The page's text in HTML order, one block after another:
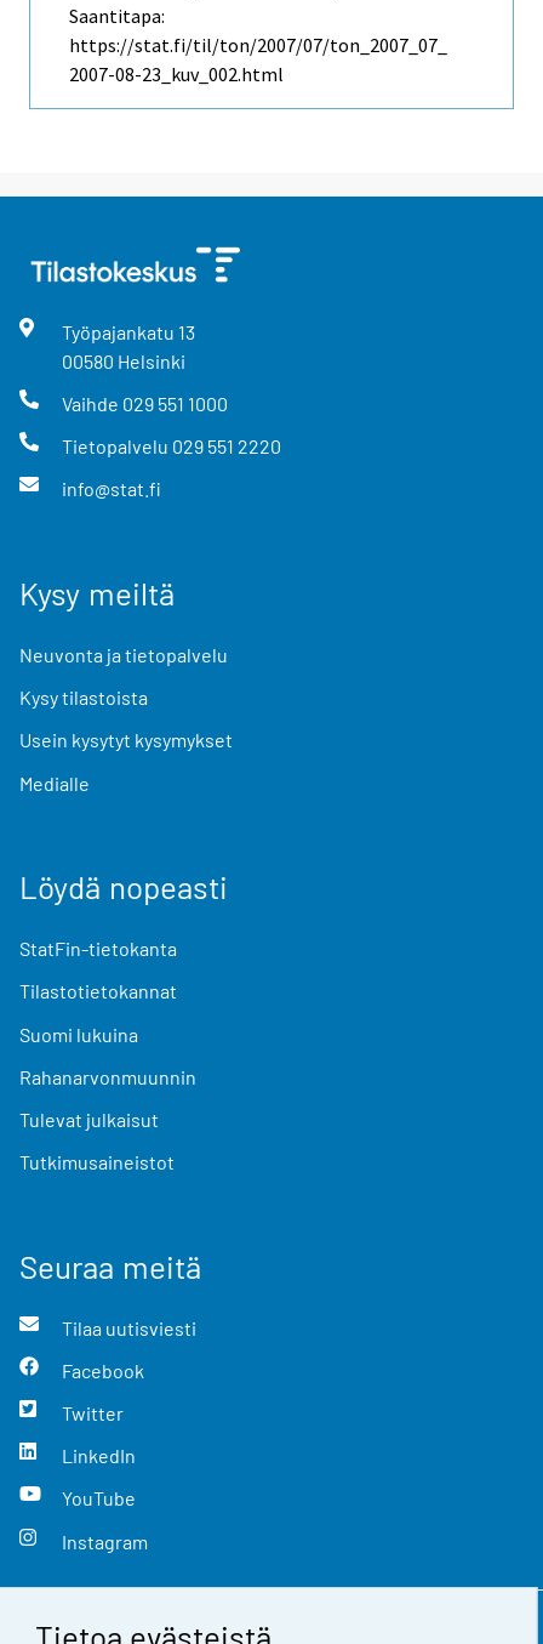
Tietoa evästeistä
Saantitapa:
https://stat.fi/til/ton/2007/07/ton_2007_07_
2007-08-23_kuv_002.html
Työpajankatu 13
00580 Helsinki
Vaihde 029 551 1000
Tietopalvelu 029 551 2220
info@stat.fi
Kysy meiltä
Neuvonta ja tietopalvelu
Kysy tilastoista
Usein kysytyt kysymykset
Medialle
Löydä nopeasti
StatFin-tietokanta
Tilastotietokannat
Suomi lukuina
Rahanarvonmuunnin
Tulevat julkaisut
Tutkimusaineistot
Seuraa meitä
Tilaa uutisviesti
Facebook
Twitter
LinkedIn
YouTube
Instagram